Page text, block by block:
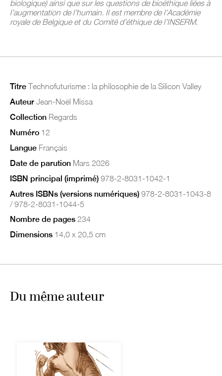
biologique) ainsi que sur les questions de bioéthique liées à
l’augmentation de l’humain. Il est membre de l’Académie
royale de Belgique et du Comité d’éthique de l’INSERM.
Titre Technofuturisme : la philosophie de la Silicon Valley
Auteur Jean-Noël Missa
Collection Regards
Numéro 12
Langue Français
Date de parution Mars 2026
ISBN principal (imprimé) 978-2-8031-1042-1
Autres ISBNs (versions numériques) 978-2-8031-1043-8
/ 978-2-8031-1044-5
Nombre de pages 234
Dimensions 14,0 x 20,5 cm
Du même auteur